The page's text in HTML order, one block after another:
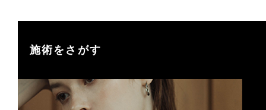
施術をさがす